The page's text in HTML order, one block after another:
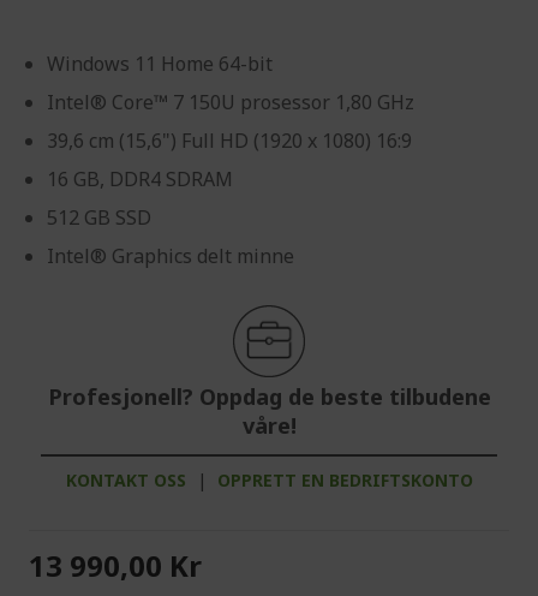
Windows 11 Home 64-bit
Intel® Core™ 7 150U prosessor 1,80 GHz
39,6 cm (15,6") Full HD (1920 x 1080) 16:9
16 GB, DDR4 SDRAM
512 GB SSD
Intel® Graphics delt minne
Profesjonell? Oppdag de beste tilbudene
våre!
KONTAKT OSS | OPPRETT EN BEDRIFTSKONTO
13 990,00 Kr